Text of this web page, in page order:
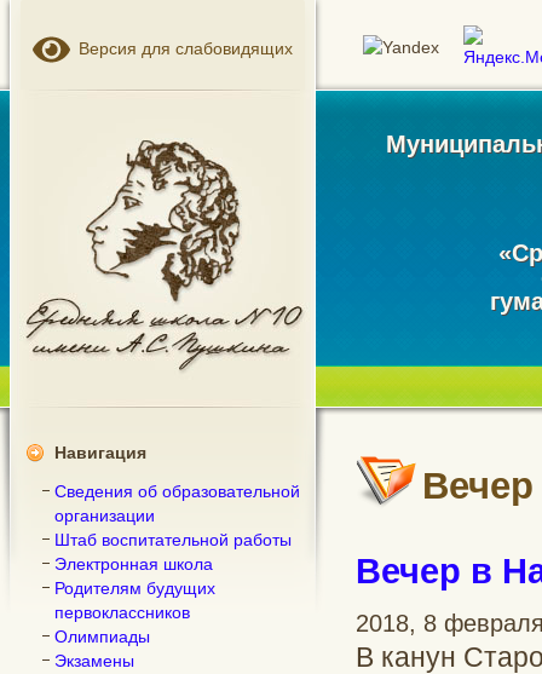
Версия для слабовидящих
Навигация
Сведения об образовательной
организации
Штаб воспитательной работы
Электронная школа
Родителям будущих
первоклассников
Олимпиады
Экзамены
Вечер в
2018, 8
В канун